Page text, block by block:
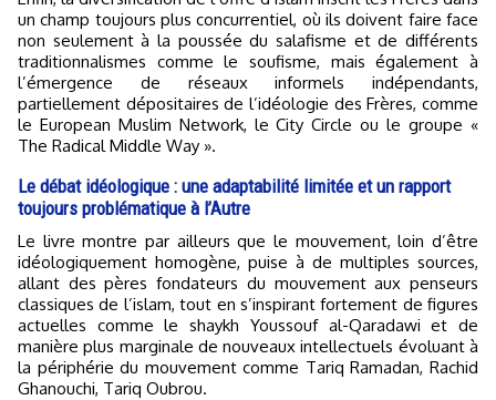
un champ toujours plus concurrentiel, où ils doivent faire face
non seulement à la poussée du salafisme et de différents
traditionnalismes comme le soufisme, mais également à
l’émergence de réseaux informels indépendants,
partiellement dépositaires de l’idéologie des Frères, comme
le European Muslim Network, le City Circle ou le groupe «
The Radical Middle Way ».
Le débat idéologique : une adaptabilité limitée et un rapport
toujours problématique à l’Autre
Le livre montre par ailleurs que le mouvement, loin d’être
idéologiquement homogène, puise à de multiples sources,
allant des pères fondateurs du mouvement aux penseurs
classiques de l’islam, tout en s’inspirant fortement de figures
actuelles comme le shaykh Youssouf al-Qaradawi et de
manière plus marginale de nouveaux intellectuels évoluant à
la périphérie du mouvement comme Tariq Ramadan, Rachid
Ghanouchi, Tariq Oubrou.